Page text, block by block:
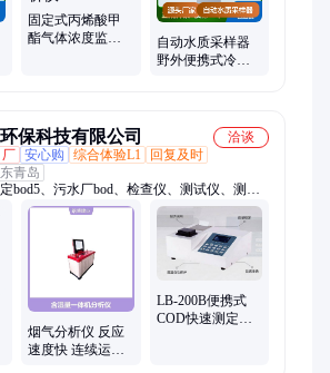
固定式丙烯酸甲
酯气体浓度监测
自动水质采样器
野外便携式冷藏
保科技有限公司
洽谈
厂 安心购 综合体验L1
回复及时
青岛
bod5、污水厂bod、检查仪、测试仪、测定
、voc分析仪、曼黑度仪、烟气分析仪、检
仪、泵吸静电、检测油烟、汽车黑烟、称重
滤效率、大气颗粒、测定油烟、恒湿半自
化需氧量、口罩颗粒物
烟气分析仪 反应
速度快 连续运转
LB-200B便携式
COD快速测定仪